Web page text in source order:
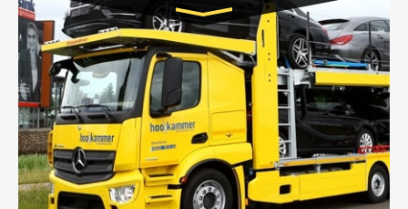
Цена за км. Рассчитывается
индивидуально
- Перевозка автовозом от Тайгер Логистик – это
быстрый и безопасный способ доставить несколько
легковых автомобилей за одну поездку в другой
город.
- Наша транспортная компания организует доставку
машин автовозом, подобрав оптимальный маршрут с